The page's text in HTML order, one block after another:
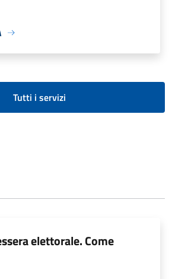
Tutti i servizi
elettorale. Come